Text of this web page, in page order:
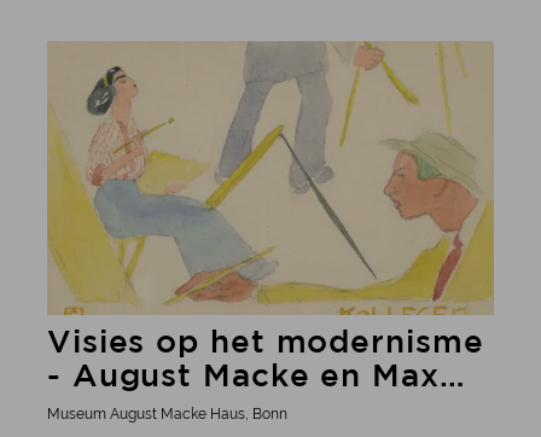
van de oprichter van het museum en de invloed
ervan op design en architectuur.
Visies op het modernisme
- August Macke en Max
Ernst
Museum August Macke Haus, Bonn